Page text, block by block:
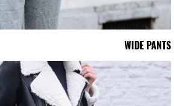
WIDE PANTS